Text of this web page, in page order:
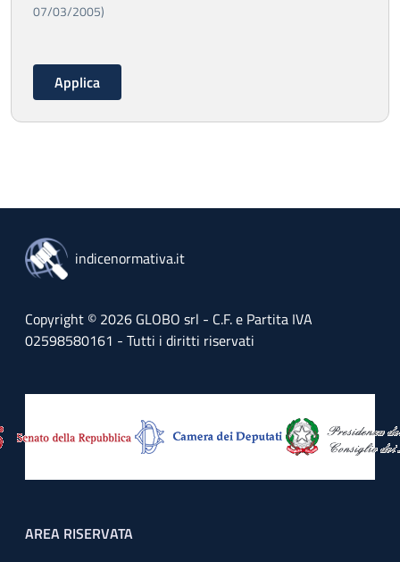
07/03/2005)
indicenormativa.it
Copyright © 2026 GLOBO srl - C.F. e Partita IVA
02598580161 - Tutti i diritti riservati
Footer menu
AREA RISERVATA